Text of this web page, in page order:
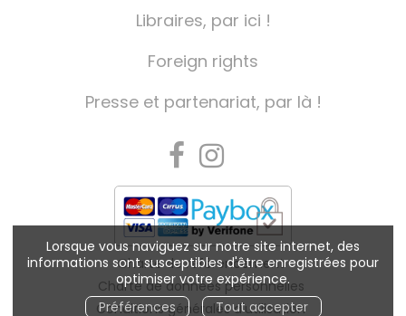
Lorsque vous naviguez sur notre site internet, des
informations sont susceptibles d'être enregistrées pour
optimiser votre expérience.
Préférences
Tout accepter
Libraires, par ici !
Foreign rights
Presse et partenariat, par là !
Charte de référencement
Charte de données personnelles
Conditions générales d'utilisation